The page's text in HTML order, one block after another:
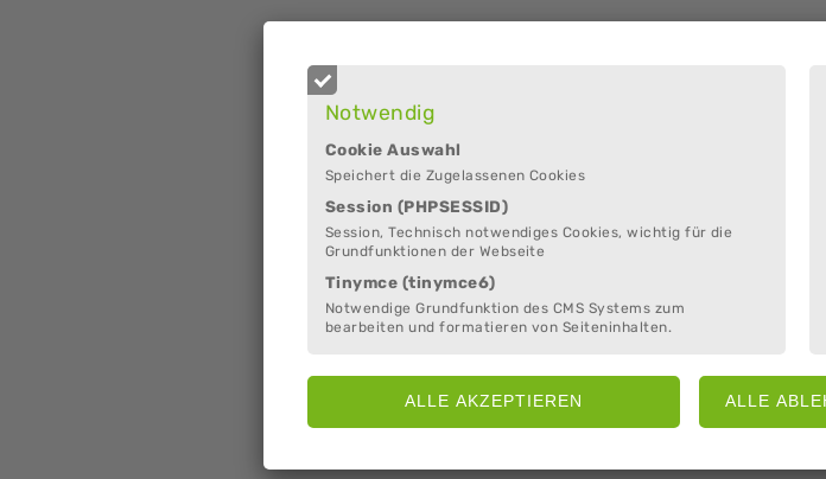
Notwendig
Cookie Auswahl
Speichert die Zugelassenen Cookies
Session (PHPSESSID)
Session, Technisch notwendiges Cookies, wichtig für die
Grundfunktionen der Webseite
Tinymce (tinymce6)
Notwendige Grundfunktion des CMS Systems zum
bearbeiten und formatieren von Seiteninhalten.